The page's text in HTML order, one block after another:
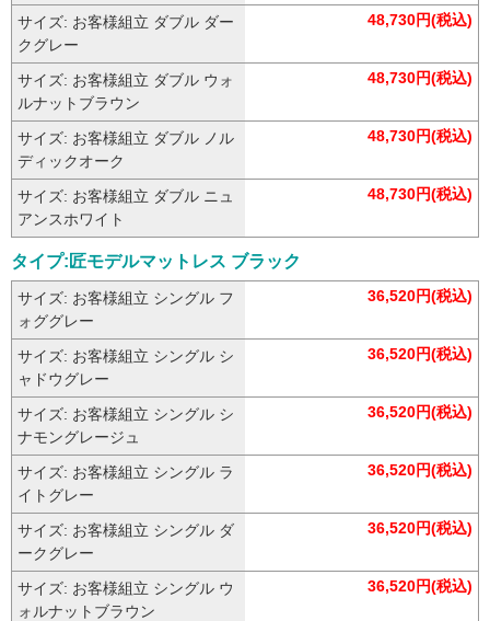
サイズ: お客様組立 ダブル ダー
クグレー
48,730円(税込)
サイズ: お客様組立 ダブル ウォ
ルナットブラウン
48,730円(税込)
サイズ: お客様組立 ダブル ノル
ディックオーク
48,730円(税込)
サイズ: お客様組立 ダブル ニュ
アンスホワイト
48,730円(税込)
タイプ:匠モデルマットレス ブラック
サイズ: お客様組立 シングル フ
ォググレー
36,520円(税込)
サイズ: お客様組立 シングル シ
ャドウグレー
36,520円(税込)
サイズ: お客様組立 シングル シ
ナモングレージュ
36,520円(税込)
サイズ: お客様組立 シングル ラ
イトグレー
36,520円(税込)
サイズ: お客様組立 シングル ダ
ークグレー
36,520円(税込)
サイズ: お客様組立 シングル ウ
ォルナットブラウン
36,520円(税込)